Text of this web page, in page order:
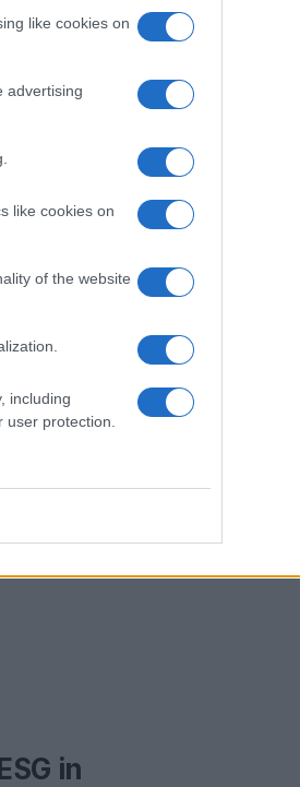
like cookies on
advertising
like cookies on
of the website
including
protection.
Se,
un
a
in